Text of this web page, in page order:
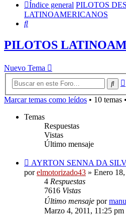
Índice general PILOTOS
LATINOAMERICANOS
Buscar
PILOTOS
Nuevo Tema
Marcar temas como leídos • 10 temas
Temas
Respuestas
Vistas
Último mensaje
AYRTON SENNA DA
porelmotorizado43 » Enero
4 Respuestas
7616 Vistas
Último mensaje por
Marzo 4, 2011, 11:25 pm